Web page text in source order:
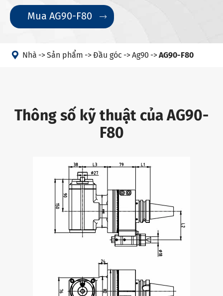
Mua AG90-F80 
 Nhà Sản phẩm Đầu góc Ag90 AG90-F80
Thông số kỹ thuật của AG90-
F80